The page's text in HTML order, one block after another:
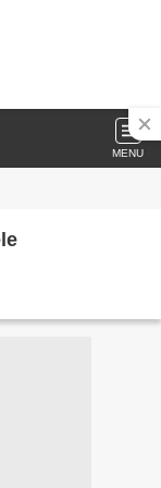
MENU